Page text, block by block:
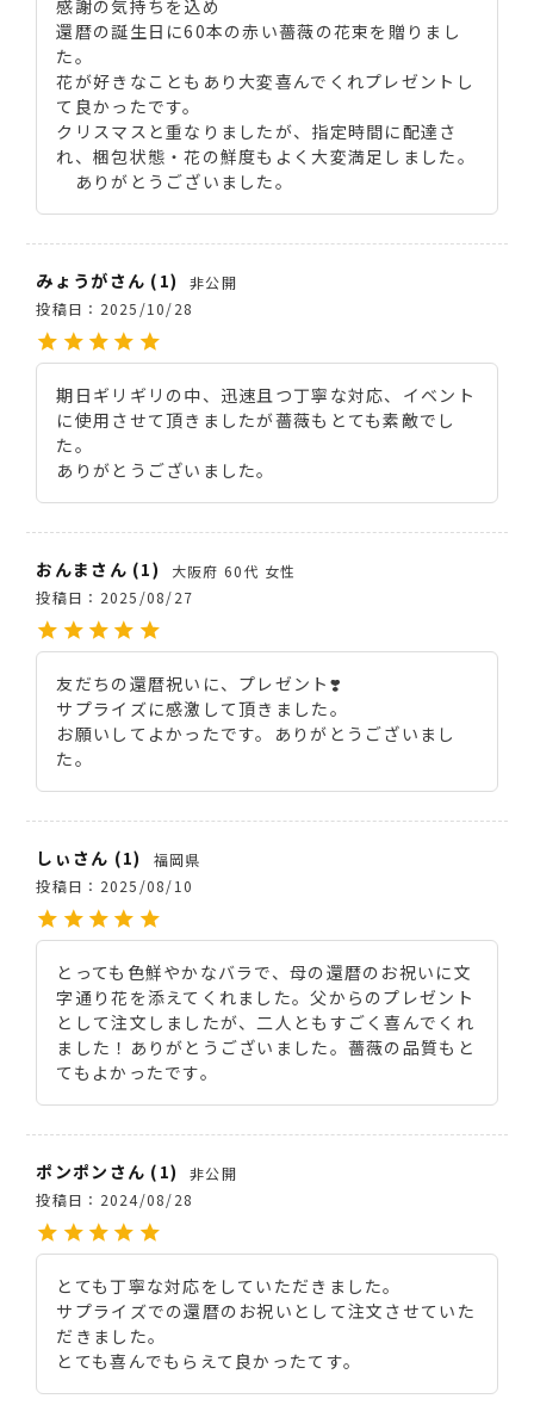
感謝の気持ちを込め
還暦の誕生日に60本の赤い薔薇の花束を贈りまし
た。
花が好きなこともあり大変喜んでくれプレゼントし
て良かったです。
クリスマスと重なりましたが、指定時間に配達さ
れ、梱包状態・花の鮮度もよく大変満足しました。
ありがとうございました。
みょうが 1
非公開
投稿日
2025/10/28
期日ギリギリの中、迅速且つ丁寧な対応、イベント
に使用させて頂きましたが薔薇もとても素敵でし
た。
ありがとうございました。
おんま 1 大阪府 60代 女性
投稿日
2025/08/27
友だちの還暦祝いに、プレゼント❣️
サプライズに感激して頂きました。
お願いしてよかったです。ありがとうございまし
た。
しぃ 1
福岡県
投稿日
2025/08/10
とっても色鮮やかなバラで、母の還暦のお祝いに文
字通り花を添えてくれました。父からのプレゼント
として注文しましたが、二人ともすごく喜んでくれ
ました！ありがとうございました。薔薇の品質もと
てもよかったです。
ポンポン 1
非公開
投稿日
2024/08/28
とても丁寧な対応をしていただきました。
サプライズでの還暦のお祝いとして注文させていた
だきました。
とても喜んでもらえて良かったてす。